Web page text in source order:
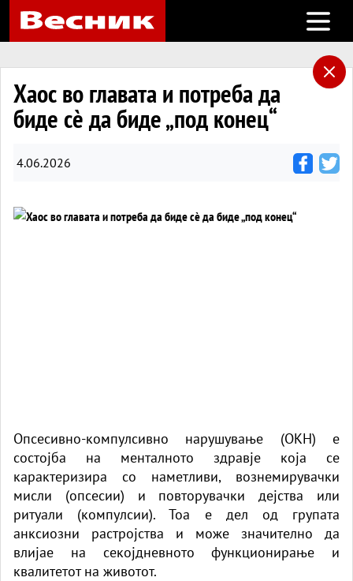
Open
Хаос во главата и потреба да
биде сè да биде „под конец“
4.06.2026
Опсесивно-компулсивно нарушување (ОКН) е
состојба на менталното здравје која се
карактеризира со наметливи, вознемирувачки
мисли (опсесии) и повторувачки дејства или
ритуали (компулсии). Тоа е дел од групата
анксиозни растројства и може значително да
влијае на секојдневното функционирање и
квалитетот на животот.